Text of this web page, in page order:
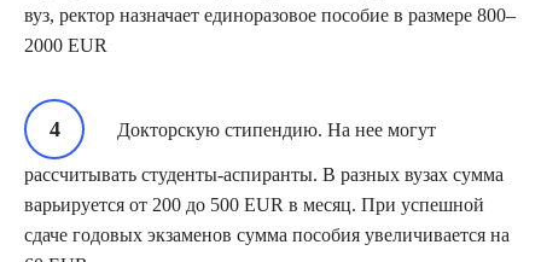
вуз, ректор назначает единоразовое пособие в размере 800–
2000 EUR
Докторскую стипендию. На нее могут
рассчитывать студенты-аспиранты. В разных вузах сумма
варьируется от 200 до 500 EUR в месяц. При успешной
сдаче годовых экзаменов сумма пособия увеличивается на